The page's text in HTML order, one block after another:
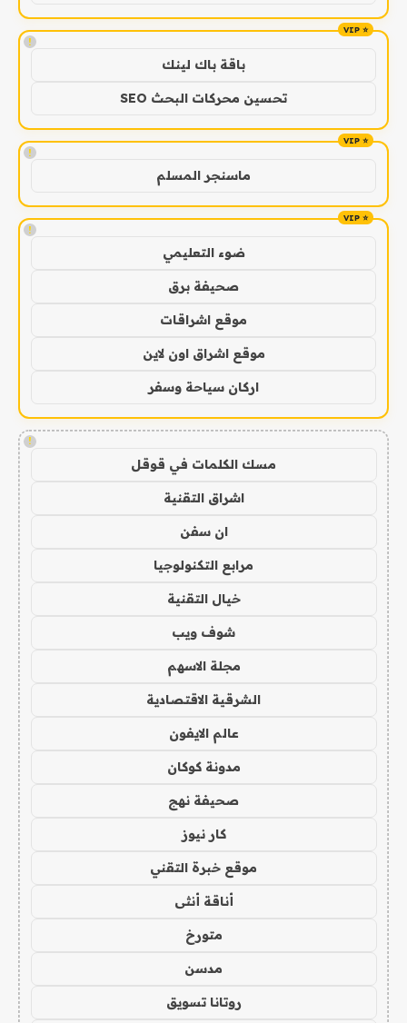
!
باقة باك لينك
تحسين محركات البحث SEO
!
ماسنجر المسلم
!
ضوء التعليمي
صحيفة برق
موقع اشراقات
موقع اشراق اون لاين
اركان سياحة وسفر
!
مسك الكلمات في قوقل
اشراق التقنية
ان سفن
مرابع التكنولوجيا
خيال التقنية
شوف ويب
مجلة الاسهم
الشرقية الاقتصادية
عالم الايفون
مدونة كوكان
صحيفة نهج
كار نيوز
موقع خبرة التقني
أناقة أنثى
متورخ
مدسن
روتانا تسويق